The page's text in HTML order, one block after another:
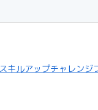
スキルアップチャレンジ